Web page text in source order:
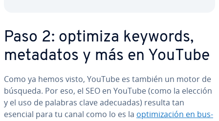
Paso 2: optimiza keywords,
metadatos y más en YouTube
Como ya hemos visto, YouTube es también un motor de
búsqueda. Por eso, el SEO en YouTube (como la elección
y el uso de palabras clave adecuadas) resulta tan
esencial para tu canal como lo es la op­ti­mi­za­ción en bu­s­